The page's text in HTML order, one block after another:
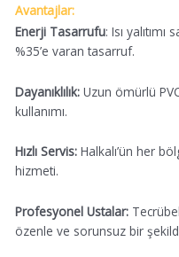
Avantajlar:
Enerji Tasarrufu: Isı
%35’e varan tasarruf.
Dayanıklılık: Uzun ömürlü
kullanımı.
Hızlı Servis: Halkalı’ün her
hizmeti.
Profesyonel Ustalar:
özenle ve sorunsuz bir